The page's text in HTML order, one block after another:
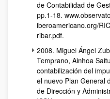
de Contabilidad de
pp.1-18.
iberoamericano.org/
ribar.pdf.
2008. Miguel Ángel
Temprano, Ainhoa
contabilización del
el nuevo Plan General
de Dirección y